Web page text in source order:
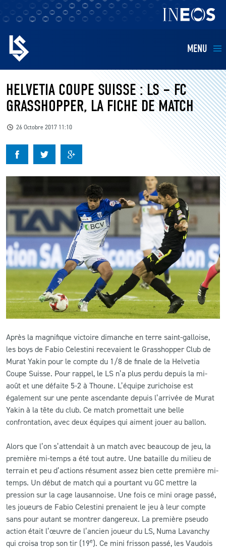
MENU
EQUIPES
BILLETTERIE
KIDS
BUSINESS
RESTAURATION
CLUB
CONTACT
ACTUALITÉS
L’APP DU LS
LS ACADEMY CAMPS
MATCH DES CELEBRITES
PRESSE ET MEDIAS
HELVETIA COUPE SUISSE : LS – FC
GRASSHOPPER, LA FICHE DE MATCH
26 Octobre 2017 11:10
Après la magnifique victoire dimanche en terre saint-galloise,
les boys de Fabio Celestini recevaient le Grasshopper Club de
Murat Yakin pour le compte du 1/8 de finale de la Helvetia
Coupe Suisse. Pour rappel, le LS n’a plus perdu depuis la mi-
août et une défaite 5-2 à Thoune. L’équipe zurichoise est
également sur une pente ascendante depuis l’arrivée de Murat
Yakin à la tête du club. Ce match promettait une belle
confrontation, avec deux équipes qui aiment jouer au ballon.
Alors que l’on s’attendait à un match avec beaucoup de jeu, la
première mi-temps a été tout autre. Une bataille du milieu de
terrain et peu d’actions résument assez bien cette première mi-
temps. Un début de match qui a pourtant vu GC mettre la
pression sur la cage lausannoise. Une fois ce mini orage passé,
les joueurs de Fabio Celestini prenaient le jeu à leur compte
sans pour autant se montrer dangereux. La première pseudo
action était l’œuvre de l’ancien joueur du LS, Numa Lavanchy
qui croisa trop son tir (19e). Ce mini frisson passé, les Vaudois